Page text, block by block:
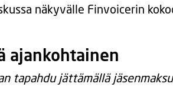
näkyvälle Finvoicerin
ajankohtainen
tapahdu jättämällä